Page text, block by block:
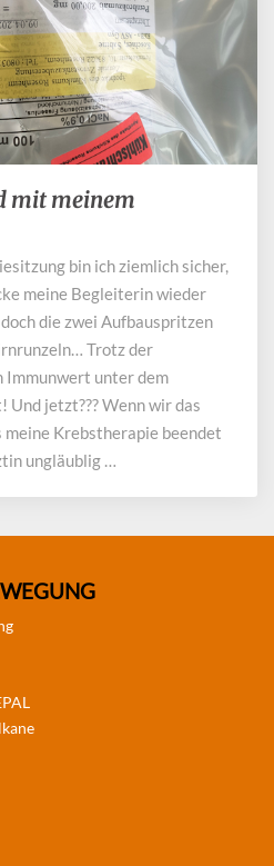
mit meinem
bin ich ziemlich sicher,
meine Begleiterin wieder
die zwei Aufbauspritzen
Trotz der
Immunwert unter dem
jetzt??? Wenn wir das
meine Krebstherapie beendet
ungläublig …